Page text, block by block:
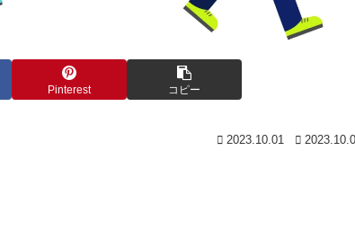
Pinterest コピー
2023.10.01